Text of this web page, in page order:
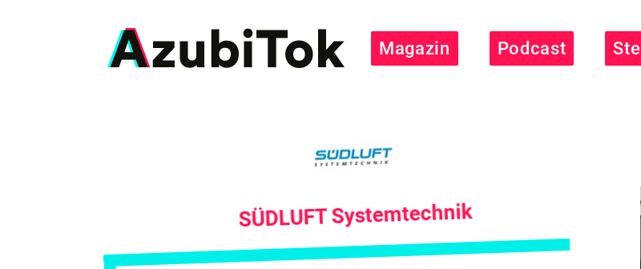
Magazin Podcast
SÜDLUFT Systemtechnik